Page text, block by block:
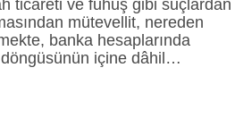
ticareti ve fuhuş gibi suçlardan
mütevellit, nereden
banka hesaplarında
içine dâhil…